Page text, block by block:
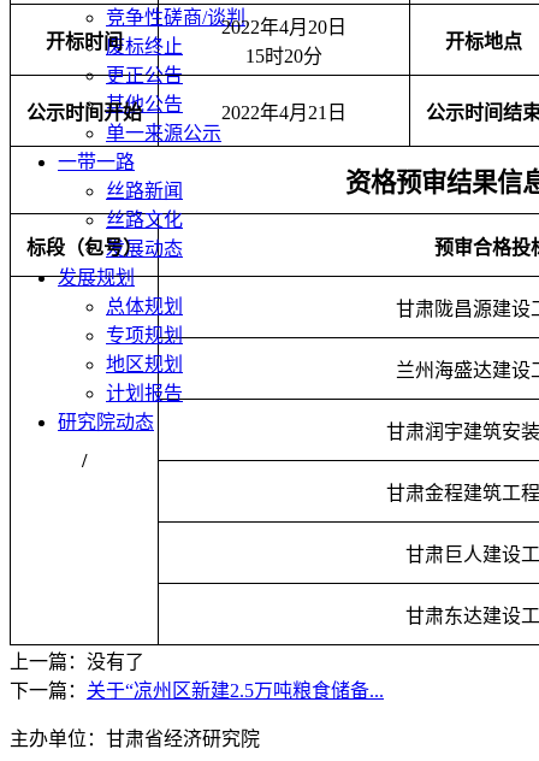
竞争性磋商/谈判
废标终止
更正公告
其他公告
单一来源公示
一带一路
丝路新闻
丝路文化
发展动态
发展规划
总体规划
专项规划
地区规划
计划报告
研究院动态
开标时间
2022年4月20日
15时20分
开标地点
公示时间开始 2022年4月21日 公示时间结
资格预审结果信
标段（包号） 预审合格投
/
甘肃陇昌源建设
兰州海盛达建设
甘肃润宇建筑安
甘肃金程建筑工
甘肃巨人建设
甘肃东达建设
上一篇：没有了
下一篇： 关于“凉州区新建2.5万吨粮食储备...
主办单位：甘肃省经济研究院